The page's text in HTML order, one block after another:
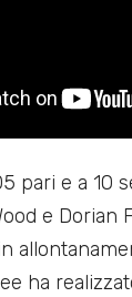
pari e a 10
e Dorian
ha